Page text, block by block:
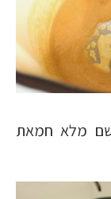
מלא חמאת